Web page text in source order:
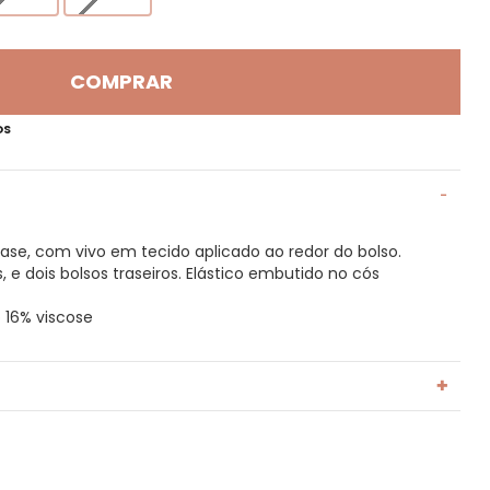
COMPRAR
com vivo em tecido aplicado ao redor do bolso.
e dois bolsos traseiros. Elástico embutido no cós
viscose